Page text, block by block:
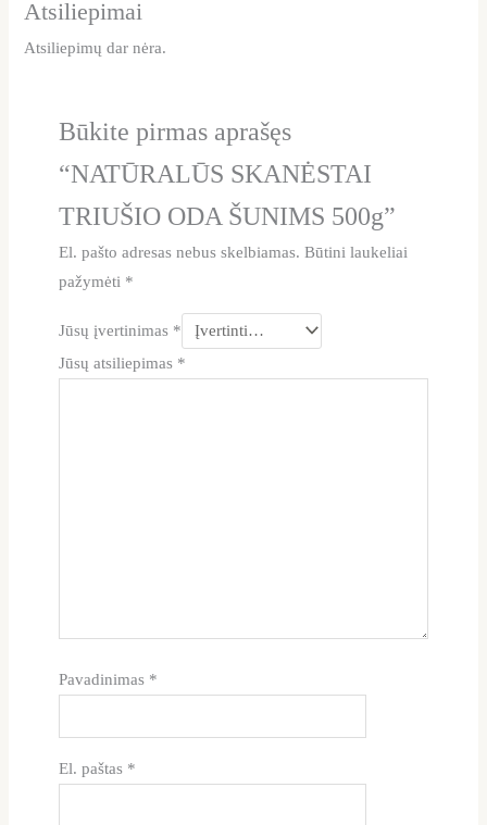
Atsiliepimai
Atsiliepimų dar nėra.
Būkite pirmas aprašęs
“NATŪRALŪS SKANĖSTAI
TRIUŠIO ODA ŠUNIMS 500g”
El. pašto adresas nebus skelbiamas. Būtini laukeliai
pažymėti *
Jūsų įvertinimas *
Jūsų atsiliepimas *
Pavadinimas *
El. paštas *